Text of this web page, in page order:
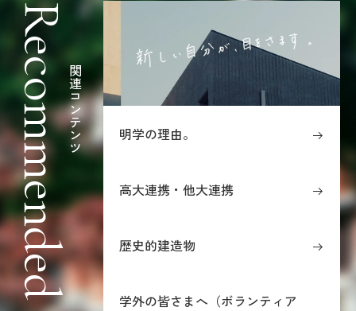
Recommended関連コンテンツ 明学の理由。
高大連携・他大連携
歴史的建造物
学外の皆さまへ（ボランティア